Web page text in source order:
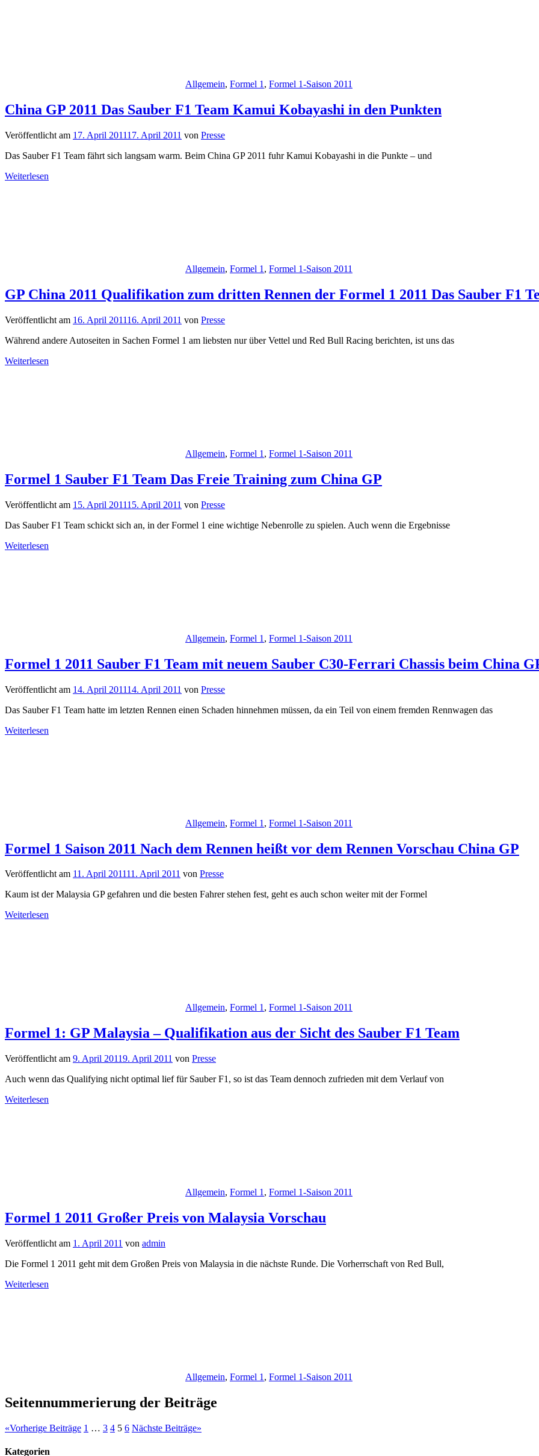
Allgemein, Formel 1, Formel 1-Saison 2011
China GP 2011 Das Sauber F1 Team Kamui Kobayashi in den Punkten
Veröffentlicht am 17. April 201117. April 2011 von Presse
Das Sauber F1 Team fährt sich langsam warm. Beim China GP 2011 fuhr Kamui Kobayashi in die Punkte – und
Weiterlesen
Allgemein, Formel 1 , Formel 1-Saison 2011
GP China 2011 Qualifikation zum dritten Rennen der Formel 1 2011 Das Sauber F1
Veröffentlicht am 16. April 201116. April 2011 von Presse
Während andere Autoseiten in Sachen Formel 1 am liebsten nur über Vettel und Red Bull Racing berichten, ist uns das
Weiterlesen
Allgemein, Formel 1 , Formel 1-Saison 2011
Formel 1 Sauber F1 Team Das Freie Training zum China GP
Veröffentlicht am 15. April 201115. April 2011 von Presse
Das Sauber F1 Team schickt sich an, in der Formel 1 eine wichtige Nebenrolle zu spielen. Auch wenn die Ergebnisse
Weiterlesen
Allgemein, Formel 1 , Formel 1-Saison 2011
Formel 1 2011 Sauber F1 Team mit neuem Sauber C30-Ferrari Chassis beim China
Veröffentlicht am 14. April 201114. April 2011 von Presse
Das Sauber F1 Team hatte im letzten Rennen einen Schaden hinnehmen müssen, da ein Teil von einem fremden Rennwagen das
Weiterlesen
Allgemein, Formel 1 , Formel 1-Saison 2011
Formel 1 Saison 2011 Nach dem Rennen heißt vor dem Rennen Vorschau China GP
Veröffentlicht am 11. April 201111. April 2011 von Presse
Kaum ist der Malaysia GP gefahren und die besten Fahrer stehen fest, geht es auch schon weiter mit der Formel
Weiterlesen
Allgemein, Formel 1, Formel 1-Saison 2011
Formel 1: GP Malaysia – Qualifikation aus der Sicht des Sauber F1 Team
Veröffentlicht am 9. April 20119. April 2011 von Presse
Auch wenn das Qualifying nicht optimal lief für Sauber F1, so ist das Team dennoch zufrieden mit dem Verlauf von
Weiterlesen
Allgemein, Formel 1 , Formel 1-Saison 2011
Formel 1 2011 Großer Preis von Malaysia Vorschau
Veröffentlicht am 1. April 2011 von admin
Die Formel 1 2011 geht mit dem Großen Preis von Malaysia in die nächste Runde. Die Vorherrschaft von Red Bull,
Weiterlesen
Allgemein, Formel 1 , Formel 1-Saison 2011
Seitennummerierung der Beiträge
«Vorherige Beiträge 1 … 3 4 5 6 Nächste Beiträge»
Kategorien